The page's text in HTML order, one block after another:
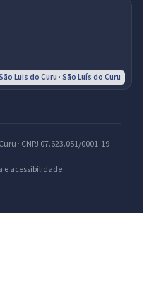
Luis do Curu · São Luís do Curu
· CNPJ 07.623.051/0001-19 —
e acessibilidade
legislação, Diário Oficial,
do município.